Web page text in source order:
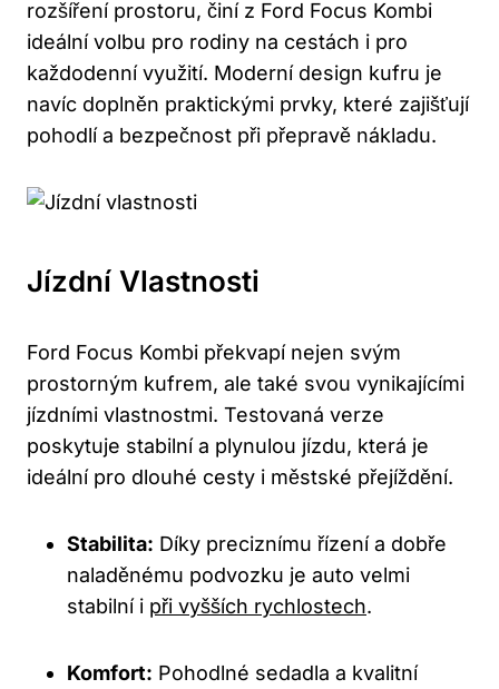
rozšíření prostoru, činí z Ford Focus Kombi
ideální volbu pro rodiny na cestách i pro
každodenní využití. Moderní design kufru je
navíc doplněn praktickými prvky, které zajišťují
pohodlí a bezpečnost při přepravě nákladu.
Jízdní Vlastnosti
Ford Focus Kombi překvapí nejen svým
prostorným kufrem, ale také svou vynikajícími
jízdními vlastnostmi. Testovaná verze
poskytuje stabilní a plynulou jízdu, která je
ideální pro dlouhé cesty i městské přejíždění.
Stabilita: Díky preciznímu řízení a dobře
naladěnému podvozku je auto velmi
stabilní i při vyšších rychlostech.
Komfort: Pohodlné sedadla a kvalitní